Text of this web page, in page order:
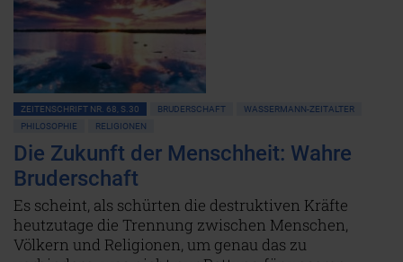
ZEITENSCHRIFT NR. 68, S.30 BRUDERSCHAFT
WASSERMANN-ZEITALTER
PHILOSOPHIE
RELIGIONEN
Die Zukunft der Menschheit: Wahre
Bruderschaft
Es scheint, als schürten die destruktiven Kräfte
heutzutage die Trennung zwischen Menschen,
Völkern und Religionen, um genau das zu